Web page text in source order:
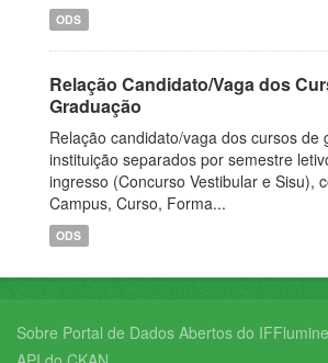
ODS
Relação Candidato/Vaga dos
Graduação
Relação candidato/vaga dos cursos de
instituição separados por semestre
ingresso (Concurso Vestibular e Sisu),
Campus, Curso, Forma...
ODS
Sobre Portal de Dados Abertos do